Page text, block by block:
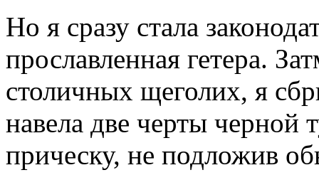
Но я сразу стала
прославленная гетера.
столичных щеголих, я
навела две черты
прическу, не подложив